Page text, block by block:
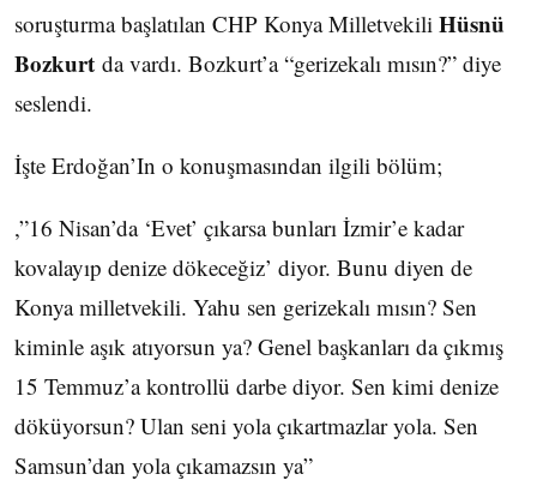
soruşturma başlatılan CHP Konya Milletvekili Hüsnü
Bozkurt da vardı. Bozkurt’a “gerizekalı mısın?” diye
seslendi.
İşte Erdoğan’In o konuşmasından ilgili bölüm;
,”16 Nisan’da ‘Evet’ çıkarsa bunları İzmir’e kadar
kovalayıp denize dökeceğiz’ diyor. Bunu diyen de
Konya milletvekili. Yahu sen gerizekalı mısın? Sen
kiminle aşık atıyorsun ya? Genel başkanları da çıkmış
15 Temmuz’a kontrollü darbe diyor. Sen kimi denize
döküyorsun? Ulan seni yola çıkartmazlar yola. Sen
Samsun’dan yola çıkamazsın ya”